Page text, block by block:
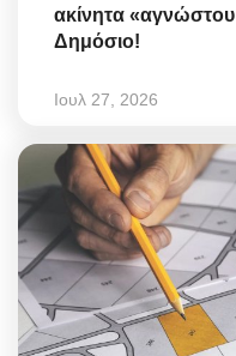
ακίνητα
Δημόσιο!
Ιουλ 27, 2026